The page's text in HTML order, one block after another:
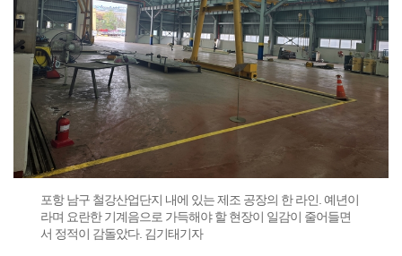
포항 남구 철강산업단지 내에 있는 제조 공장의 한 라인. 예년이
라며 요란한 기계음으로 가득해야 할 현장이 일감이 줄어들면
서 정적이 감돌았다. 김기태기자